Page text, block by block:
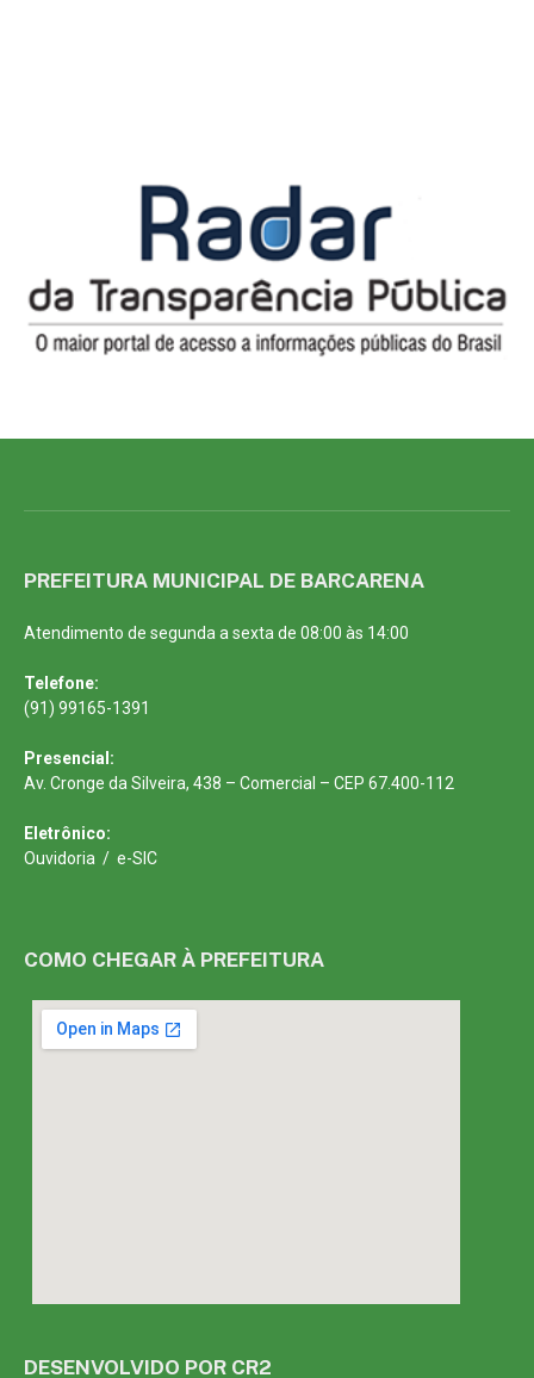
PREFEITURA MUNICIPAL DE BARCARENA
Atendimento de segunda a sexta de 08:00 às 14:00
Telefone:
(91) 99165-1391
Presencial:
Av. Cronge da Silveira, 438 – Comercial – CEP 67.400-112
Eletrônico:
Ouvidoria / e-SIC
COMO CHEGAR À PREFEITURA
DESENVOLVIDO POR CR2